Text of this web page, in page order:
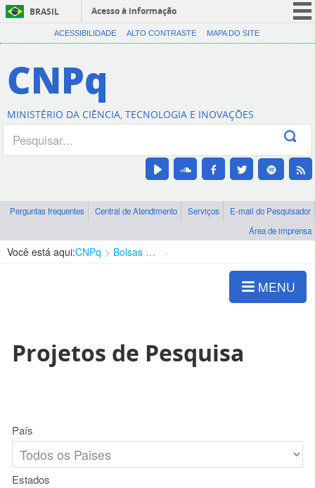
BRASIL
Acesso à informação
CORONAVÍRUS (COVID-19)
Canais
ACESSIBILIDADE ALTO CONTRASTE MAPA DO SITE
CNPq
MINISTÉRIO DA CIÊNCIA, TECNOLOGIA E INOVAÇÕES
Perguntas frequentes Central de Atendimento Serviços
E-mail do Pesquisador
Área de imprensa
Você está aqui:CNPq Bolsas e Auxílios Vigentes
MENU
Projetos de Pesquisa
País
Estados